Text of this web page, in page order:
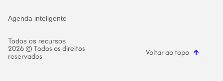
Agenda inteligente
Todos os recursos
2026 © Todos os direitos
reservados Voltar ao topo